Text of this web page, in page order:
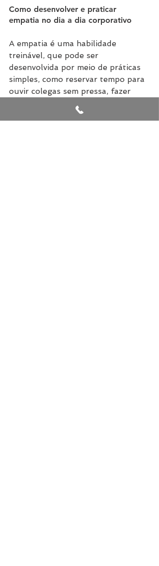
Como desenvolver e praticar
empatia no dia a dia corporativo
A empatia é uma habilidade
treinável, que pode ser
desenvolvida por meio de práticas
simples, como reservar tempo para
ouvir colegas sem pressa, fazer
perspectivas diferentes e